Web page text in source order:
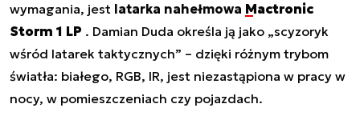
wymagania, jest latarka nahełmowa Mactronic
Storm 1 LP . Damian Duda określa ją jako „scyzoryk
wśród latarek taktycznych” – dzięki różnym trybom
światła: białego, RGB, IR, jest niezastąpiona w pracy w
nocy, w pomieszczeniach czy pojazdach.